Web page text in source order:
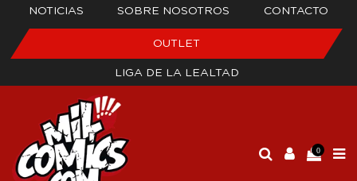
NOTICIAS SOBRE NOSOTROS CONTACTO
OUTLET
LIGA DE LA LEALTAD
0